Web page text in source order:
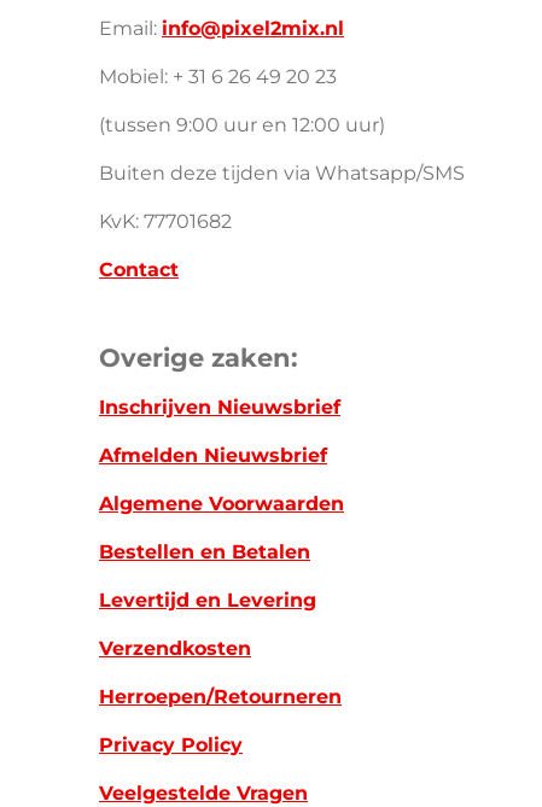
Email: info@pixel2mix.nl
Mobiel: + 31 6 26 49 20 23
(tussen 9:00 uur en 12:00 uur)
Buiten deze tijden via Whatsapp/SMS
KvK: 77701682
Contact
Overige zaken:
Inschrijven Nieuwsbrief
Afmelden Nieuwsbrief
Algemene Voorwaarden
Bestellen en Betalen
Levertijd en Levering
Verzendkosten
Herroepen/Retourneren
Privacy Policy
Veelgestelde Vragen